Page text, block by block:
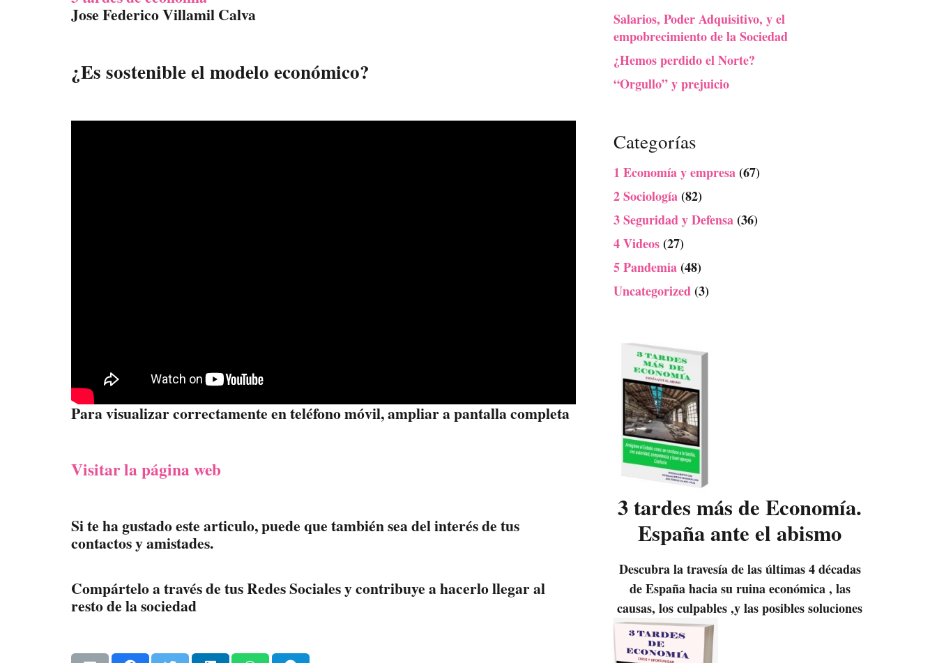
Jose Federico Villamil Calva
¿Es sostenible el modelo económico?
Para visualizar correctamente en teléfono móvil, ampliar a pantalla completa
Visitar la página web
Si te ha gustado este articulo, puede que también sea del interés de tus
contactos y amistades.
Compártelo a través de tus Redes Sociales y contribuye a hacerlo llegar al
resto de la sociedad
Salarios, Poder Adquisitivo, y el
empobrecimiento de la Sociedad
¿Hemos perdido el Norte?
“Orgullo” y prejuicio
Categorías
1 Economía y empresa(67)
2 Sociología(82)
3 Seguridad y Defensa(36)
4 Videos(27)
5 Pandemia(48)
Uncategorized(3)
3 tardes más de Economía.
España ante el abismo
Descubra la travesía de las últimas 4 décadas
de España hacia su ruina económica , las
causas, los culpables ,y las posibles soluciones